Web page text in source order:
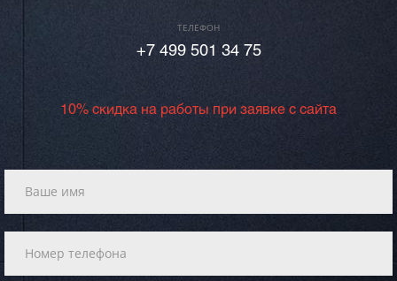
ТЕЛЕФОН
+7 499 501 34 75
10% скидка на работы при заявке с сайта